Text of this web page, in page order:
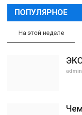
ПОПУЛЯРНОЕ
На этой неделе
admin